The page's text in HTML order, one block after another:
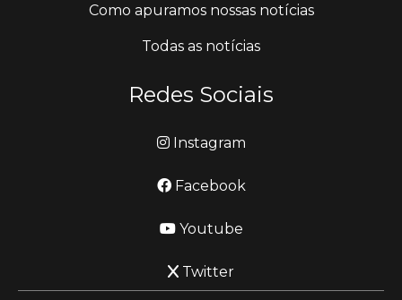
Como apuramos nossas notícias
Todas as notícias
Redes Sociais
Instagram
Facebook
Youtube
Twitter